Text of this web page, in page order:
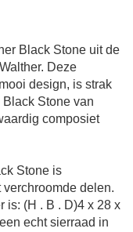
Black Stone uit de
Deze
design, is strak
Stone van
composiet
Stone is
delen.
is: (H . B . D)4 x 28 x
echt sierraad in